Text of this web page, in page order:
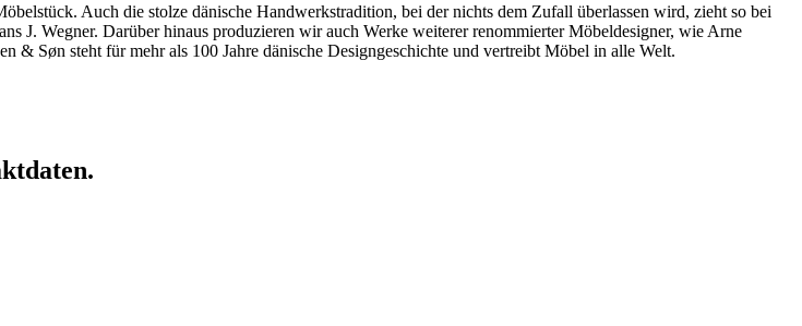
Auch die stolze dänische Handwerkstradition, bei der nichts dem Zufall überlassen wird, zieht so bei
J. Wegner. Darüber hinaus produzieren wir auch Werke weiterer renommierter Möbeldesigner, wie Arne
Søn steht für mehr als 100 Jahre dänische Designgeschichte und vertreibt Möbel in alle Welt.